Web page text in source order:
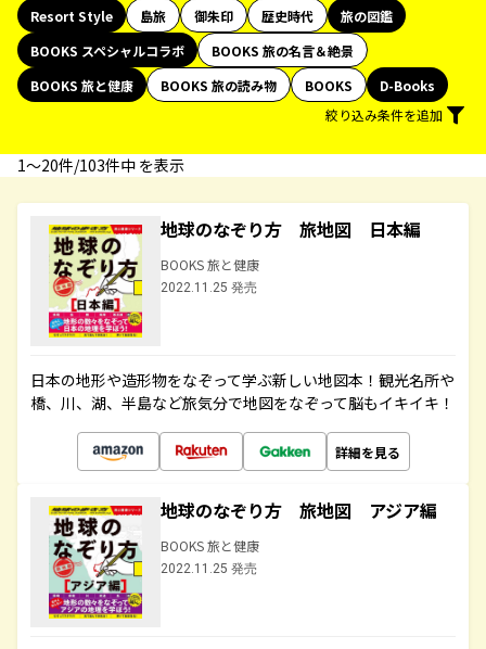
Resort Style
島旅 御朱印 歴史時代
旅の図鑑
BOOKS スペシャルコラボ
BOOKS 旅の名言＆絶景
BOOKS 旅と健康
BOOKS 旅の読み物 BOOKS
D-Books
絞り込み条件を追加
1〜20件/103件中 を表示
地球のなぞり方 旅地図 日本編
BOOKS 旅と健康
2022.11.25 発売
日本の地形や造形物をなぞって学ぶ新しい地図本！観光名所や
橋、川、湖、半島など旅気分で地図をなぞって脳もイキイキ！
詳細を見る
地球のなぞり方 旅地図 アジア編
BOOKS 旅と健康
2022.11.25 発売